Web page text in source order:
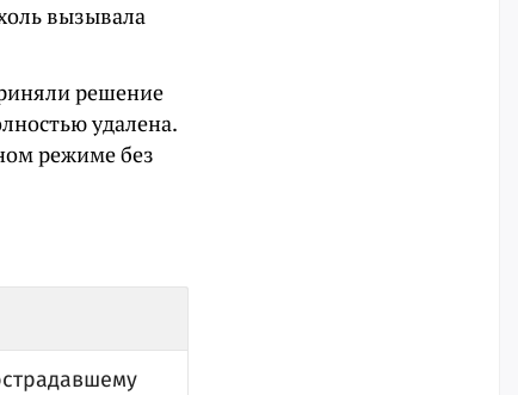
вызывала
решение
удалена.
режиме без